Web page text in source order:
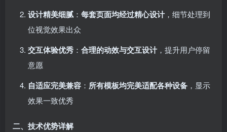
设计精美细腻 ： 每套页面均经过精心设计，细节处理到
位视觉效果出众
交互体验优秀 ： 合理的动效与交互设计，提升用户停留
意愿
自适应完美兼容 ： 所有模板均完美适配各种设备 ，显示
效果一致优秀
二、技术优势详解